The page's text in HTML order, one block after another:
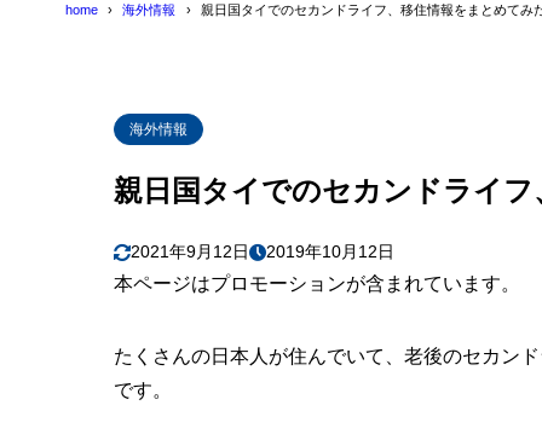
home 海外情報 親日国タイでのセカンドライフ、移住情報をまとめてみ
海外情報
親日国タイでのセカンドライ
2021年9月12日 2019年10月12日
本ページはプロモーションが含まれています。
たくさんの日本人が住んでいて、老後のセカン
です。
2 南明奈 タイ
4.2 次はエカマ
4.4 次の物件
4.6 りささん